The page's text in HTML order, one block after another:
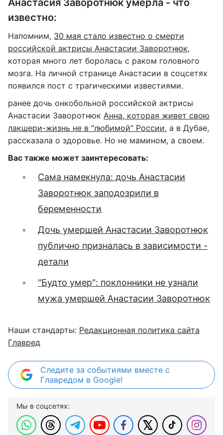
Анастасия Заворотнюк умерла - что
известно:
Напомним, 30 мая стало известно о смерти
российской актрисы Анастасии Заворотнюк,
которая много лет боролась с раком головного
мозга. На личной странице Анастасии в соцсетях
появился пост с трагическими известиями.
ранее дочь онкобольной российской актрисы
Анастасии Заворотнюк Анна, которая живет свою
лакшери-жизнь не в "любимой" России, а в Дубае,
рассказала о здоровье. Но не мамином, а своем.
Вас также может заинтересовать:
Сама намекнула: дочь Анастасии
Заворотнюк заподозрили в
беременности
Дочь умершей Анастасии Заворотнюк
публично призналась в зависимости -
детали
"Будто умер": поклонники не узнали
мужа умершей Анастасии Заворотнюк
Наши стандарты: Редакционная политика сайта
Главред
Следите за событиями вместе с
Главредом в Google!
Мы в соцсетях: